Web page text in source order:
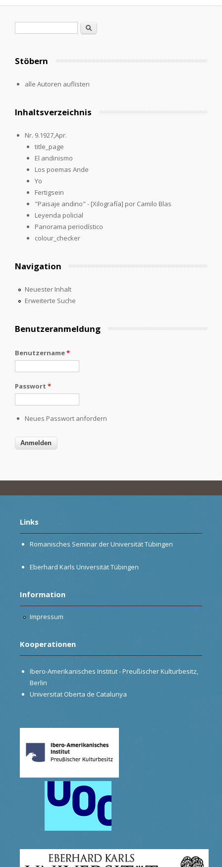
Suche
Stöbern
alle Autoren auflisten
Inhaltsverzeichnis
Nr. 9.1927,Apr.
title_page
El andinismo
Los poemas Ande
Yo
Fertigsein
"Paisaje andino" - [Xilografía] por Camilo Blas
Leyenda policial
Panorama periodístico
colour_checker
Navigation
Neuester Inhalt
Erweiterte Suche
Benutzeranmeldung
Benutzername*
Passwort *
Neues Passwort anfordern
Links
Romanisches Seminar der Universität Tübingen
Eberhard Karls Universität Tübingen
Information
Impressum
Kooperationen
Ibero-Amerikanisches Institut - Preußischer Kulturbesitz,
Berlin
Universitat Oberta de Catalunya